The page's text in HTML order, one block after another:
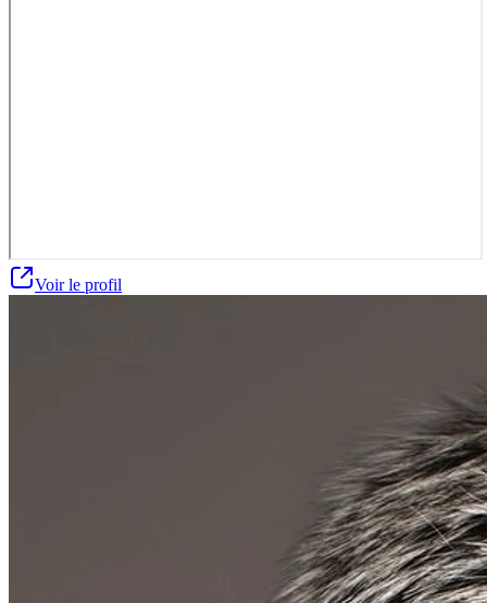
Voir le profil